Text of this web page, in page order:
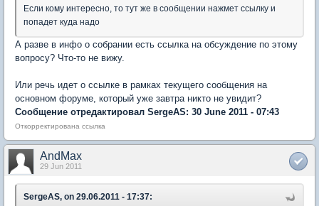
Если кому интересно, то тут же в сообщении нажмет ссылку и
попадет куда надо
А разве в инфо о собрании есть ссылка на обсуждение по этому
вопросу? Что-то не вижу.
Или речь идет о ссылке в рамках текущего сообщения на
основном форуме, который уже завтра никто не увидит?
Сообщение отредактировал SergeAS: 30 June 2011 - 07:43
Откорректирована ссылка
AndMax
29 Jun 2011
SergeAS, on 29.06.2011 - 17:37: